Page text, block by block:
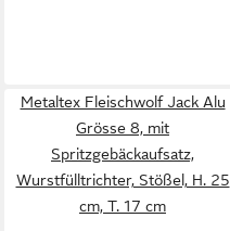
Metaltex Fleischwolf Jack Alu
Grösse 8, mit
Spritzgebäckaufsatz,
Wurstfülltrichter, Stößel, H. 25
cm, T. 17 cm